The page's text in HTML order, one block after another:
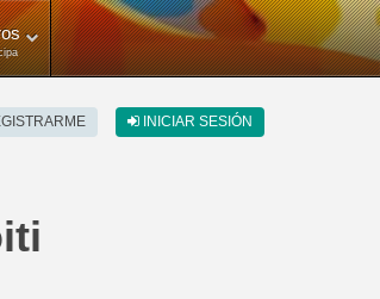
INICIAR SESIÓN